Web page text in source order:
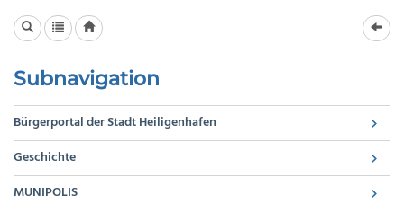
Subnavigation
Bürgerportal der Stadt Heiligenhafen
Geschichte
MUNIPOLIS